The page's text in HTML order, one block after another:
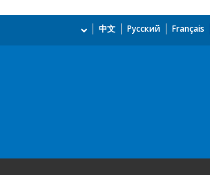
Français
Русский
中文